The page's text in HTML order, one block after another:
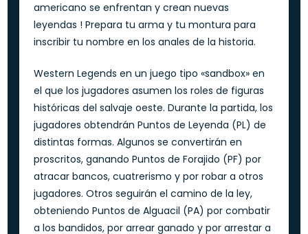
americano se enfrentan y crean nuevas
leyendas ! Prepara tu arma y tu montura para
inscribir tu nombre en los anales de la historia.
Western Legends en un juego tipo «sandbox» en
el que los jugadores asumen los roles de figuras
históricas del salvaje oeste. Durante la partida, los
jugadores obtendrán Puntos de Leyenda (PL) de
distintas formas. Algunos se convertirán en
proscritos, ganando Puntos de Forajido (PF) por
atracar bancos, cuatrerismo y por robar a otros
jugadores. Otros seguirán el camino de la ley,
obteniendo Puntos de Alguacil (PA) por combatir
a los bandidos, por arrear ganado y por arrestar a